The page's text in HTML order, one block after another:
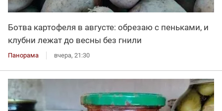
Ботва картофеля в августе: обрезаю с пеньками, и
клубни лежат до весны без гнили
Панорама вчера, 21:30